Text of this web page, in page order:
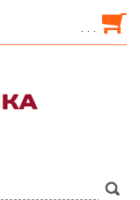
. . .